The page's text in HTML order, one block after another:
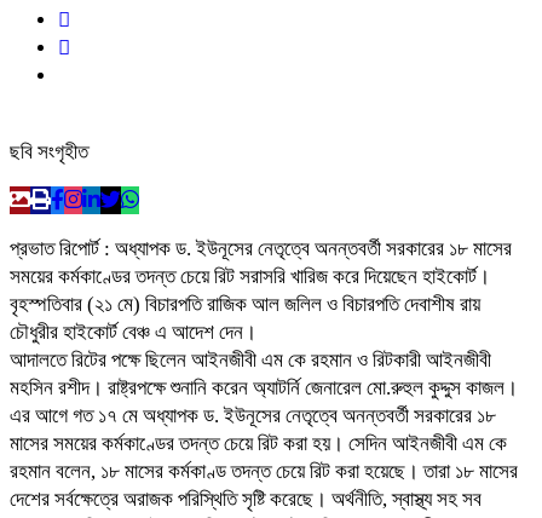
ছবি সংগৃহীত
প্রভাত রিপোর্ট : অধ্যাপক ড. ইউনূসের নেতৃত্বে অনন্তবর্তী সরকারের ১৮ মাসের
সময়ের কর্মকাণ্ডের তদন্ত চেয়ে রিট সরাসরি খারিজ করে দিয়েছেন হাইকোর্ট।
বৃহস্পতিবার (২১ মে) বিচারপতি রাজিক আল জলিল ও বিচারপতি দেবাশীষ রায়
চৌধুরীর হাইকোর্ট বেঞ্চ এ আদেশ দেন।
আদালতে রিটের পক্ষে ছিলেন আইনজীবী এম কে রহমান ও রিটকারী আইনজীবী
মহসিন রশীদ। রাষ্ট্রপক্ষে শুনানি করেন অ্যাটর্নি জেনারেল মো.রুহুল কুদ্দুস কাজল।
এর আগে গত ১৭ মে অধ্যাপক ড. ইউনূসের নেতৃত্বে অনন্তবর্তী সরকারের ১৮
মাসের সময়ের কর্মকাণ্ডের তদন্ত চেয়ে রিট করা হয়। সেদিন আইনজীবী এম কে
রহমান বলেন, ১৮ মাসের কর্মকাণ্ড তদন্ত চেয়ে রিট করা হয়েছে। তারা ১৮ মাসের
দেশের সর্বক্ষেত্রে অরাজক পরিস্থিতি সৃষ্টি করেছে। অর্থনীতি, স্বাস্থ্য সহ সব